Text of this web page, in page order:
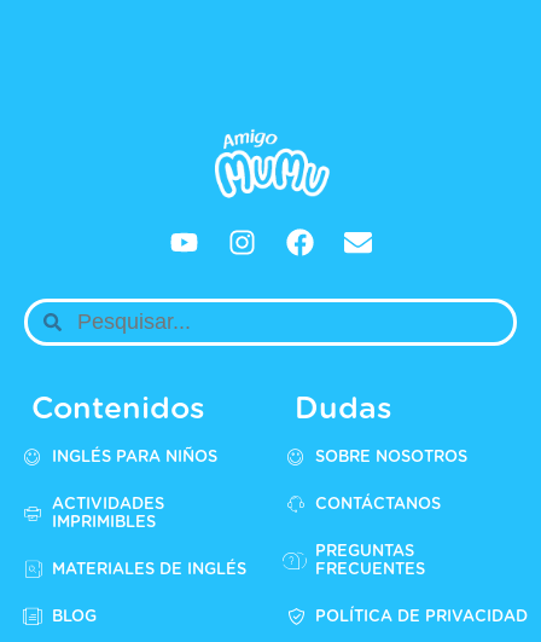
Contenidos
INGLÉS PARA NIÑOS
ACTIVIDADES
IMPRIMIBLES
MATERIALES DE INGLÉS
BLOG
Dudas
SOBRE NOSOTROS
CONTÁCTANOS
PREGUNTAS
FRECUENTES
POLÍTICA DE PRIVACIDAD